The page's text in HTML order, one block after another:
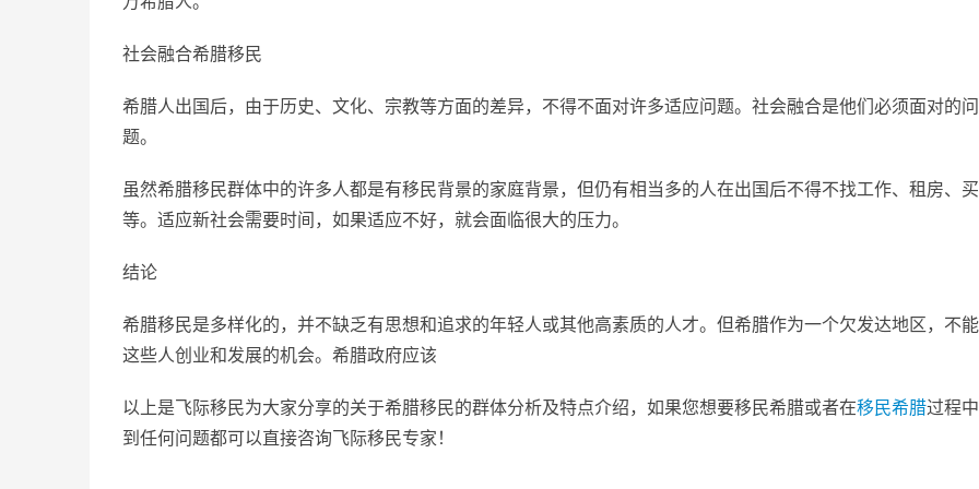
社会融合希腊移民
希腊人出国后，由于历史、文化、宗教等方面的差异，不得不面对许多适应问题。社会融合是他们必须面对的问
题。
虽然希腊移民群体中的许多人都是有移民背景的家庭背景，但仍有相当多的人在出国后不得不找工作、租房、
等。适应新社会需要时间，如果适应不好，就会面临很大的压力。
结论
希腊移民是多样化的，并不缺乏有思想和追求的年轻人或其他高素质的人才。但希腊作为一个欠发达地区，不
这些人创业和发展的机会。希腊政府应该
以上是飞际移民为大家分享的关于希腊移民的群体分析及特点介绍，如果您想要移民希腊或者在移民希腊过程
到任何问题都可以直接咨询飞际移民专家！